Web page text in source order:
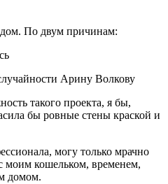
По двум причинам:
Арину Волкову
такого проекта, я бы,
бы ровные стены краской и
могу только мрачно
моим кошельком, временем,
домом.